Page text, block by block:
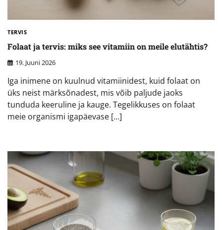
TERVIS
Folaat ja tervis: miks see vitamiin on meile elutähtis?
19. Juuni 2026
Iga inimene on kuulnud vitamiinidest, kuid folaat on
üks neist märksõnadest, mis võib paljude jaoks
tunduda keeruline ja kauge. Tegelikkuses on folaat
meie organismi igapäevase […]